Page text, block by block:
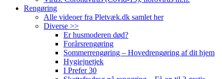
Rengøring
Alle videoer fra Pletvæk.dk samlet her
Diverse >>
Er husmoderen død?
Forårsrengøring
Sommerrengøring – Hovedrengøring af dit hjem
Hygiejnetjek
I Prefer 30